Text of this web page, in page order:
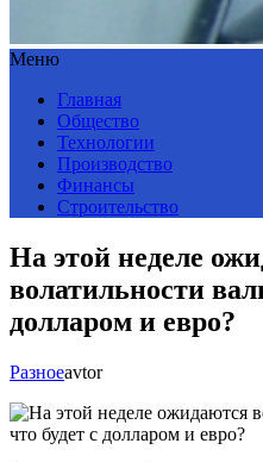
Меню
Главная
Общество
Технологии
Производство
Финансы
Строительство
На этой неделе
волатильности
долларом и евро?
Разноеavtor